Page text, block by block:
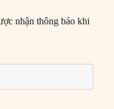
nhận thông báo khi